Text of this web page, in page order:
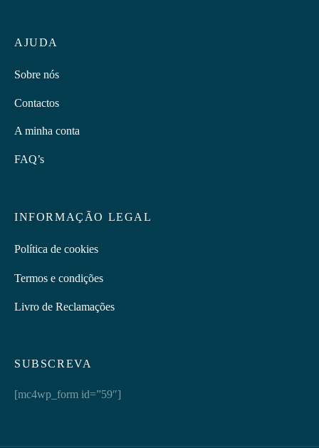
SUBSCREVA
[mc4wp_form id=”59″]
AJUDA
Sobre nós
Contactos
A minha conta
FAQ’s
INFORMAÇÃO LEGAL
Política de cookies
Termos e condições
Livro de Reclamações